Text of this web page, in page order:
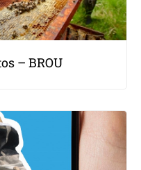
– BROU